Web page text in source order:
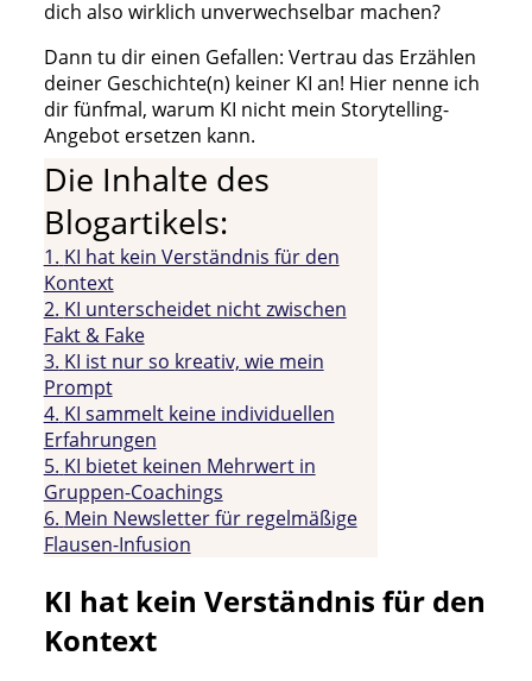
dich also wirklich unverwechselbar machen?
Dann tu dir einen Gefallen: Vertrau das Erzählen
deiner Geschichte(n) keiner KI an! Hier nenne ich
dir fünfmal, warum KI nicht mein Storytelling-
Angebot ersetzen kann.
Die Inhalte des
Blogartikels:
1. KI hat kein Verständnis für den
Kontext
2. KI unterscheidet nicht zwischen
Fakt & Fake
3. KI ist nur so kreativ, wie mein
Prompt
4. KI sammelt keine individuellen
Erfahrungen
5. KI bietet keinen Mehrwert in
Gruppen-Coachings
6. Mein Newsletter für regelmäßige
Flausen-Infusion
KI hat kein Verständnis für den
Kontext